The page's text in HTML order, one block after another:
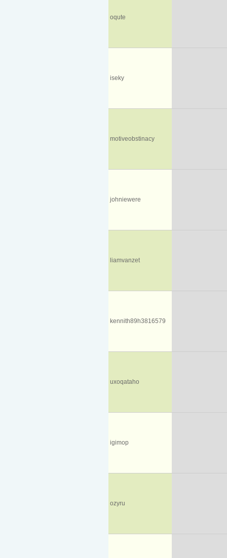
oqute
iseky
motiveobstinacy
johniewere
liamvanzet
kennith89h3816579
uxoqataho
igimop
ozyru